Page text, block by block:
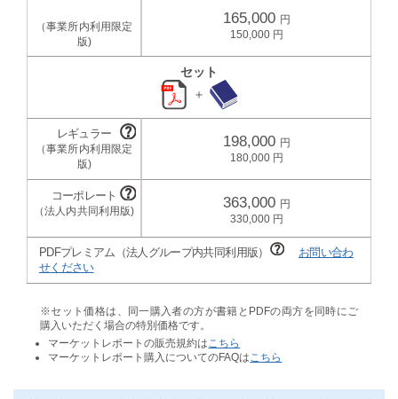
165,000
150,000
セット
＋
198,000
180,000
363,000
330,000
PDFプレミアム（法人グループ内共同利用版）
お問い合わ
せください
※セット価格は、同一購入者の方が書籍とPDFの両方を同時にご
購入いただく場合の特別価格です。
マーケットレポートの販売規約は こちら
マーケットレポート購入についてのFAQは こちら